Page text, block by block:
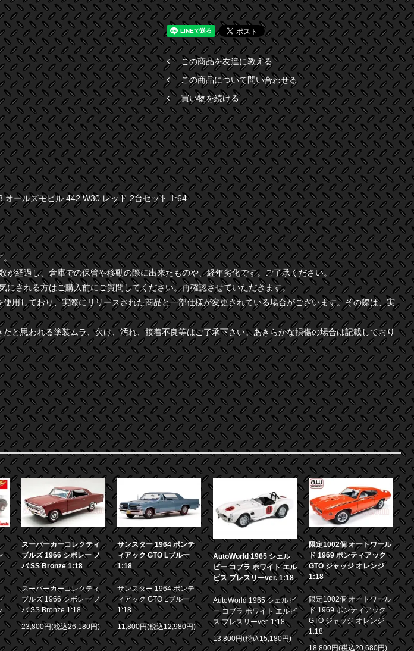
この商品を友達に教える
この商品について問い合わせる
買い物を続ける
ールズモビル 442 W30 レッド 2台セット 1:64
。
が経過し、倉庫での保管や移動の際に出来たものや、経年劣化です。ご了承ください。
にされる方はご購入前にご質問してください。再確認させていただきます。
用しており、実際にリリースされた商品と一部仕様が変更されている場合がございます。その際は、実
と思われる塗装ムラ、欠け、汚れ、接着不良等はご了承下さい。あきらかな損傷の場合は記載しており
スーパーカーコレクティ
ブルズ 1966 シボレー ノ
バ SS Bronze 1:18
スーパーカーコレクティ
ブルズ 1966 シボレー ノ
バ SS Bronze 1:18
23,800円(税込26,180円)
サンスター 1964 ポンテ
ィアック GTO Lブルー
1:18
サンスター 1964 ポンテ
ィアック GTO Lブルー
1:18
11,800円(税込12,980円)
AutoWorld 1965 シェル
ビー コブラ ホワイト エル
ビス プレスリーver. 1:18
AutoWorld 1965 シェルビ
ー コブラ ホワイト エルビ
ス プレスリーver. 1:18
13,800円(税込15,180円)
限定1002個 オートワール
ド 1969 ポンティアック
GTO ジャッジ オレンジ
1:18
限定1002個 オートワール
ド 1969 ポンティアック
GTO ジャッジ オレンジ
1:18
18,800円(税込20,680円)